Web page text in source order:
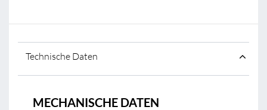
Technische Daten
MECHANISCHE DATEN